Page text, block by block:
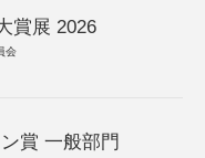
賞展 2026
会
賞 一般部門